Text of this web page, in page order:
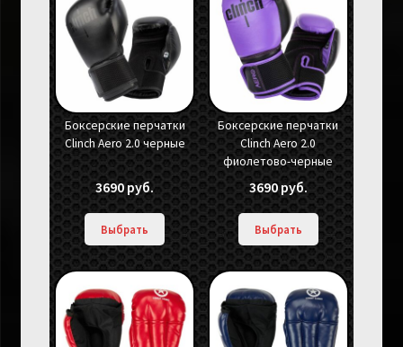
Боксерские перчатки
Clinch Aero 2.0 черные
3690руб.
Выбрать
Боксерские перчатки
Clinch Aero 2.0
фиолетово-черные
3690руб.
Выбрать